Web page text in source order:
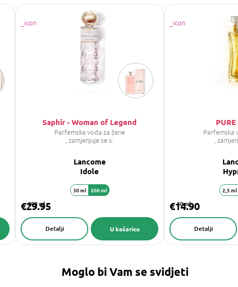
Saphir - Woman of Legend
Parfemska voda za žene
, zamjenjuje se s:
Lancome
Idole
200 ml
€29.95
U košaricu
Detalji
30 ml 200 ml
Parfemska
,
50 ml
€14.90
Detalji
2,5 ml
Moglo bi Vam se svidjeti